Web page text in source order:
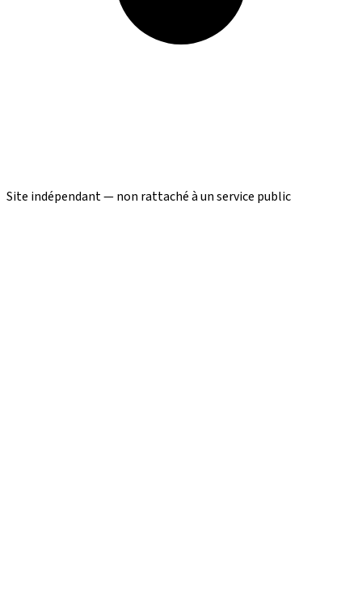
Site indépendant — non rattaché à un service public